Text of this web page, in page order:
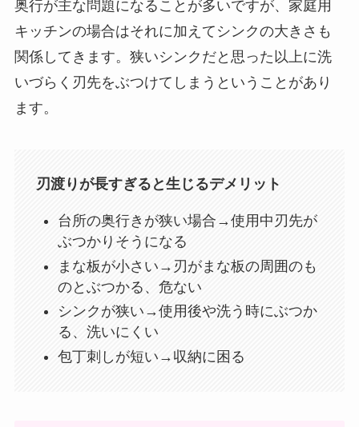
奥行が主な問題になることが多いですが、家庭用
キッチンの場合はそれに加えてシンクの大きさも
関係してきます。狭いシンクだと思った以上に洗
いづらく刃先をぶつけてしまうということがあり
ます。
刃渡りが長すぎると生じるデメリット
台所の奥行きが狭い場合→使用中刃先が
ぶつかりそうになる
まな板が小さい→刃がまな板の周囲のも
のとぶつかる、危ない
シンクが狭い→使用後や洗う時にぶつか
る、洗いにくい
包丁刺しが短い→収納に困る